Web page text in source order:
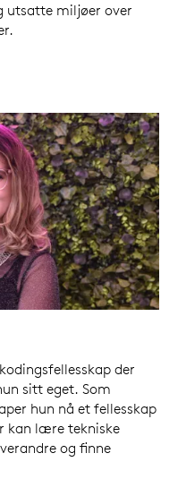
utsatte miljøer over
der
sitt eget. Som
hun nå et fellesskap
kan lære tekniske
og finne